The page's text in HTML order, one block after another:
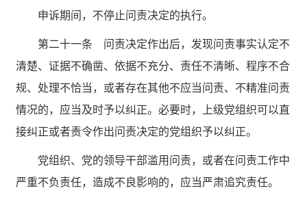
申诉期间，不停止问责决定的执行。
第二十一条 问责决定作出后，发现问责事实认定不
清楚、证据不确凿、依据不充分、责任不清晰、程序不合
规、处理不恰当，或者存在其他不应当问责、不精准问责
情况的，应当及时予以纠正。必要时，上级党组织可以直
接纠正或者责令作出问责决定的党组织予以纠正。
党组织、党的领导干部滥用问责，或者在问责工作中
严重不负责任，造成不良影响的，应当严肃追究责任。